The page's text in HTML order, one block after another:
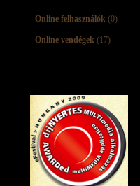
Online felhasználók (0)
Online vendégek (17)